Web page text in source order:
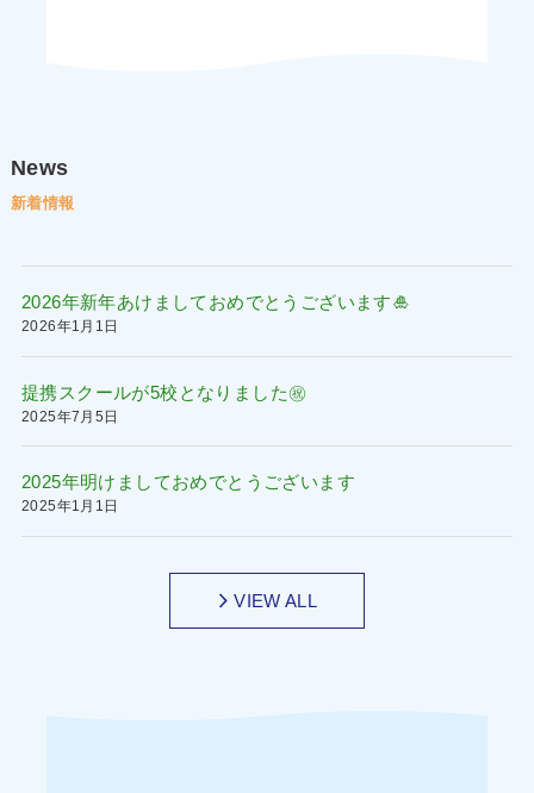
News
新着情報
2026年新年あけましておめでとうございます🎍
2026年1月1日
提携スクールが5校となりました㊗️
2025年7月5日
2025年明けましておめでとうございます
2025年1月1日
VIEW ALL